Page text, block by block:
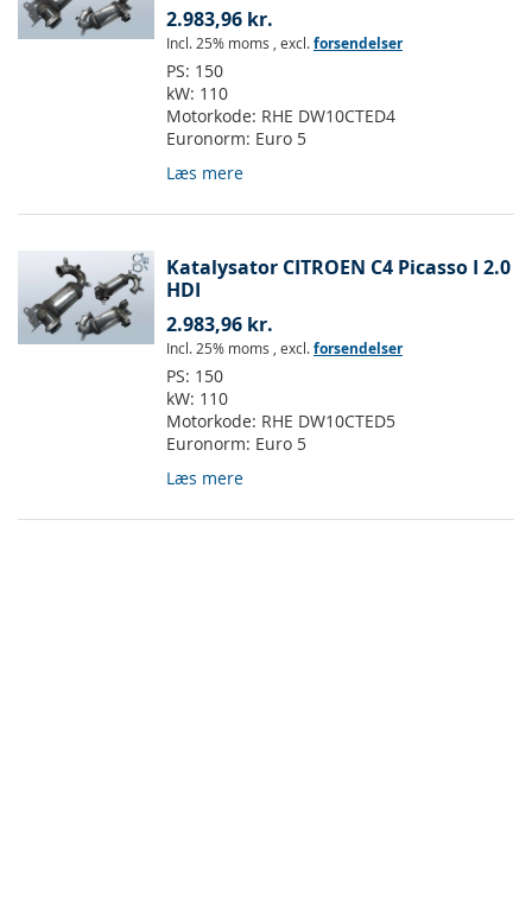
2.983,96 kr.
Incl. 25% moms , excl.forsendelser
PS: 150
kW: 110
Motorkode: RHE DW10CTED4
Euronorm: Euro 5
Læs mere
Katalysator CITROEN C4 Picasso I 2.0
HDI
2.983,96 kr.
Incl. 25% moms , excl.forsendelser
PS: 150
kW: 110
Motorkode: RHE DW10CTED5
Euronorm: Euro 5
Læs mere